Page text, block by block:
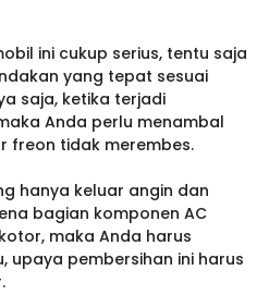
ini cukup serius, tentu saja
yang tepat sesuai
saja, ketika terjadi
Anda perlu menambal
freon tidak merembes.
hanya keluar angin dan
bagian komponen AC
maka Anda harus
upaya pembersihan ini harus